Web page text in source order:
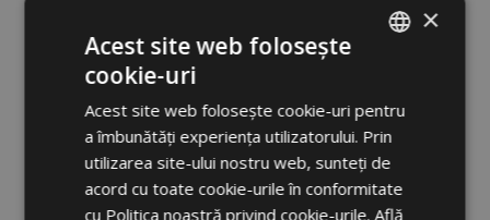
ENGLISH
×
Acest site web folosește
cookie-uri
Acest site web folosește cookie-uri pentru
a îmbunătăți experiența utilizatorului. Prin
utilizarea site-ului nostru web, sunteți de
acord cu toate cookie-urile în conformitate
cu Politica noastră privind cookie-urile. Află